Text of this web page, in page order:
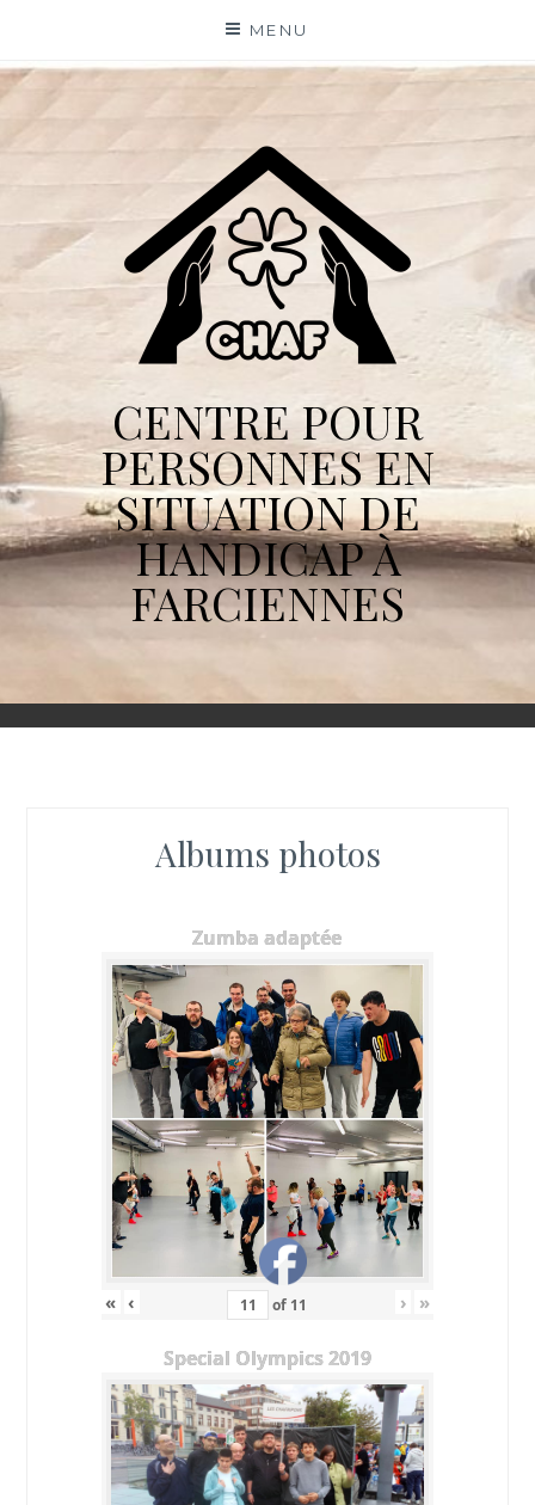
content
MENU
CENTRE POUR
PERSONNES EN
SITUATION DE
HANDICAP À
FARCIENNES
Albums photos
Zumba adaptée
« ‹ of 11 › »
Special Olympics 2019